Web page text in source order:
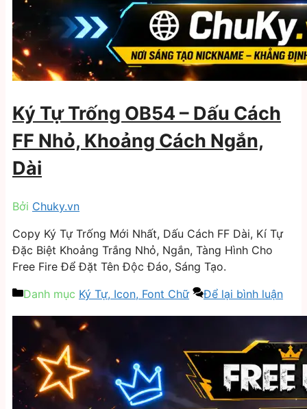
Ký Tự Trống OB54 – Dấu Cách
FF Nhỏ, Khoảng Cách Ngắn,
Dài
Bởi Chuky.vn
Copy Ký Tự Trống Mới Nhất, Dấu Cách FF Dài, Kí Tự
Đặc Biệt Khoảng Trắng Nhỏ, Ngắn, Tàng Hình Cho
Free Fire Để Đặt Tên Độc Đáo, Sáng Tạo.
Danh mục Ký Tự, Icon, Font Chữ Để lại bình luận